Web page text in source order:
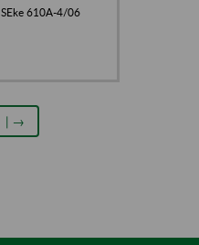
SEke 610A-4/06
| →